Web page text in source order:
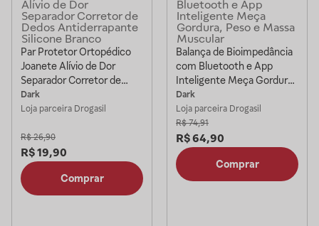
Par Protetor Ortopédico
Joanete Alívio de Dor
Separador Corretor de
Dedos Antiderrapante
Silicone Branco
Dark
Loja parceira Drogasil
R$ 26,90
R$19,90
Comprar
Balança de Bioimpedância
com Bluetooth e App
Inteligente Meça Gordura,
Peso e Massa Muscular
Dark
Loja parceira Drogasil
R$ 74,91
R$64,90
Comprar